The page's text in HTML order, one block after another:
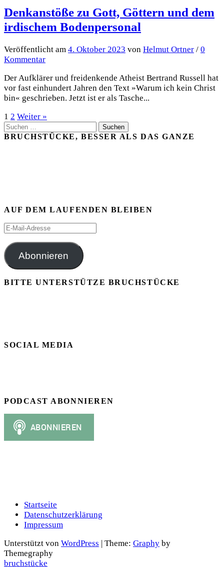
Denkanstöße zu Gott, Göttern und dem
irdischem Bodenpersonal
Veröffentlicht am 4. Oktober 2023 von Helmut Ortner / 0
Kommentar
Der Aufklärer und freidenkende Atheist Bertrand Russell hat
vor fast einhundert Jahren den Text »Warum ich kein Christ
bin« geschrieben. Jetzt ist er als Tasche...
Seitennummerierung
der
1 2 Weiter »
Suchen
nach:
BRUCHSTÜCKE, BESSER ALS DAS GANZE
AUF DEM LAUFENDEN BLEIBEN
E-
Adresse
Abonnieren
BITTE UNTERSTÜTZE BRUCHSTÜCKE
SOCIAL MEDIA
PODCAST ABONNIEREN
Startseite
Datenschutzerklärung
Impressum
Unterstützt von WordPress | Theme: Graphy by
Themegraphy
bruchstücke